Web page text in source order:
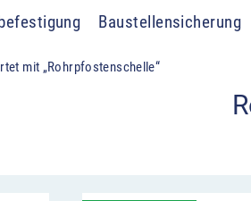
Baustellensicherung
mit „Rohrpfostenschelle“